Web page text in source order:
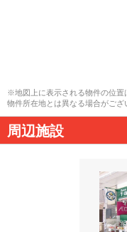
※地図上に表示される物件の位置
物件所在地とは異なる場合がござ
周辺施設